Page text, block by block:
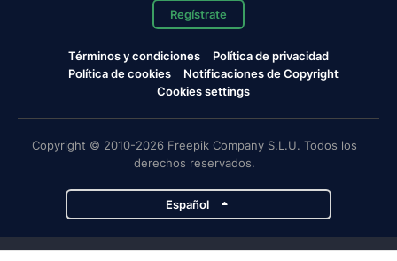
Regístrate
Términos y condiciones
Política de privacidad
Política de cookies
Notificaciones de Copyright
Cookies settings
Copyright © 2010-2026 Freepik Company S.L.U. Todos los
derechos reservados.
Español